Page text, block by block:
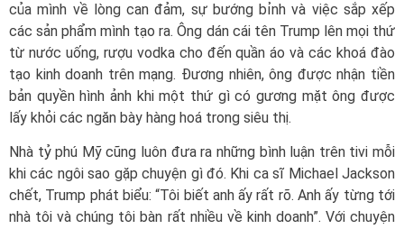
của mình về lòng can đảm, sự bướng bỉnh và việc sắp xếp
các sản phẩm mình tạo ra. Ông dán cái tên Trump lên mọi thứ
từ nước uống, rượu vodka cho đến quần áo và các khoá đào
tạo kinh doanh trên mạng. Đương nhiên, ông được nhận tiền
bản quyền hình ảnh khi một thứ gì có gương mặt ông được
lấy khỏi các ngăn bày hàng hoá trong siêu thị.
Nhà tỷ phú Mỹ cũng luôn đưa ra những bình luận trên tivi mỗi
khi các ngôi sao gặp chuyện gì đó. Khi ca sĩ Michael Jackson
chết, Trump phát biểu: “Tôi biết anh ấy rất rõ. Anh ấy từng tới
nhà tôi và chúng tôi bàn rất nhiều về kinh doanh”. Với chuyện